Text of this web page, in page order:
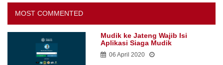
MOST COMMENTED
Mudik ke Jateng Wajib Isi
Aplikasi Siaga Mudik
06 April 2020